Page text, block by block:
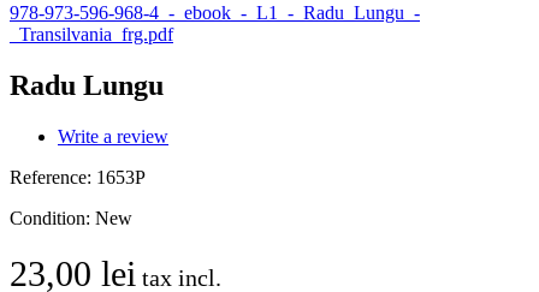
978-973-596-968-4_-_ebook_-_L1_-_Radu_Lungu_-
_Transilvania_frg.pdf
Radu Lungu
Write a review
Reference: 1653P
Condition: New
23,00 lei tax incl.